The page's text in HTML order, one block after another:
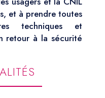
et à prendre toutes
techniques et
retour à la sécurité